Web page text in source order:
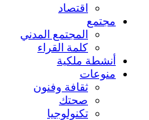
اقتصاد
مجتمع
المجتمع المدني
كلمة القراء
أنشطة ملكية
منوعات
ثقافة وفنون
صحتك
تكنولوجيا